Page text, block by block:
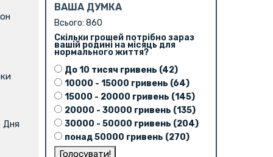
Дня
ВАША ДУМКА
Всього: 860
Скільки грошей потрібно зараз
вашій родині на місяць для
нормального життя?
До 10 тисяч гривень (42)
10000 - 15000 гривень (64)
15000 - 20000 гривень (145)
20000 - 30000 гривень (135)
30000 - 50000 гривень (204)
понад 50000 гривень (270)